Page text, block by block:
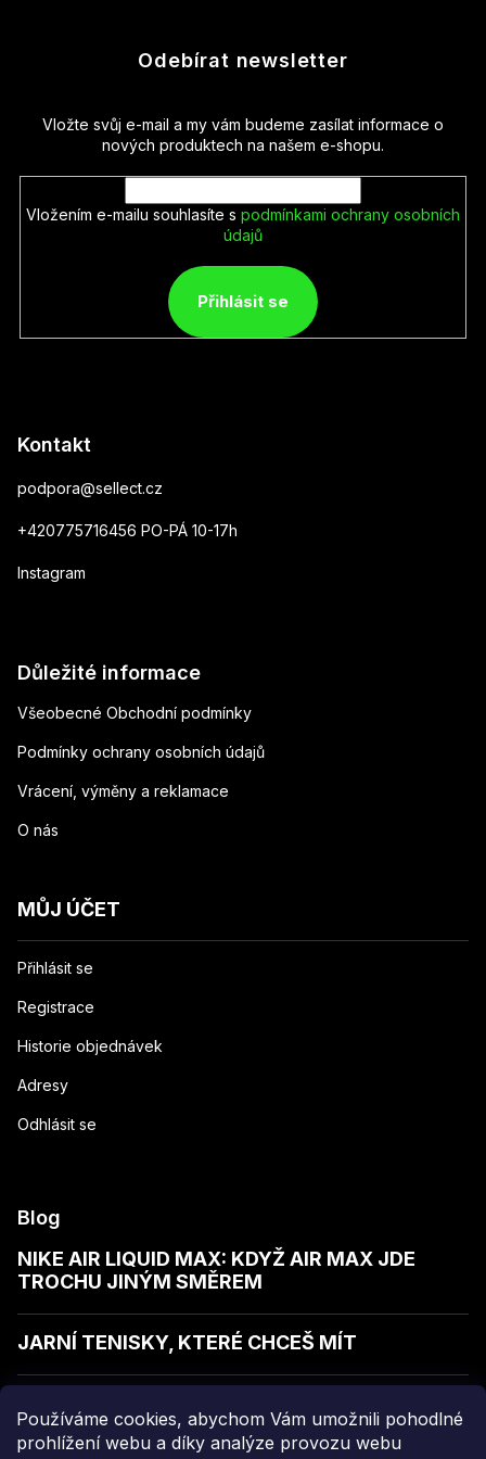
Používáme cookies, abychom Vám umožnili pohodlné
prohlížení webu a díky analýze provozu webu
Odebírat newsletter
Vložte svůj e-mail a my vám budeme zasílat informace o
nových produktech na našem e-shopu.
Vložením e-mailu souhlasíte s podmínkami ochrany osobních
údajů
Přihlásit se
Kontakt
podpora@sellect.cz
+420775716456 PO-PÁ 10-17h
Instagram
Důležité informace
Všeobecné Obchodní podmínky
Podmínky ochrany osobních údajů
Vrácení, výměny a reklamace
O nás
MŮJ ÚČET
Přihlásit se
Registrace
Historie objednávek
Adresy
Odhlásit se
Blog
NIKE AIR LIQUID MAX: KDYŽ AIR MAX JDE
TROCHU JINÝM SMĚREM
JARNÍ TENISKY, KTERÉ CHCEŠ MÍT